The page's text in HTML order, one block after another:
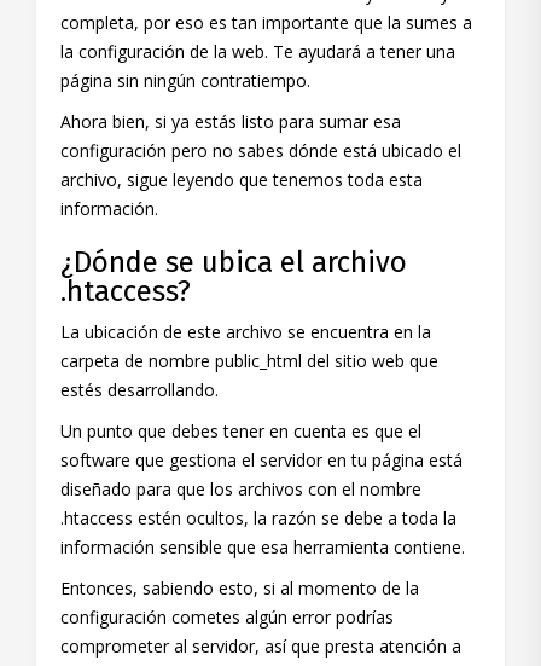
completa, por eso es tan importante que la sumes a
la configuración de la web. Te ayudará a tener una
página sin ningún contratiempo.
Ahora bien, si ya estás listo para sumar esa
configuración pero no sabes dónde está ubicado el
archivo, sigue leyendo que tenemos toda esta
información.
¿Dónde se ubica el archivo
.htaccess?
La ubicación de este archivo se encuentra en la
carpeta de nombre public_html del sitio web que
estés desarrollando.
Un punto que debes tener en cuenta es que el
software que gestiona el servidor en tu página está
diseñado para que los archivos con el nombre
.htaccess estén ocultos, la razón se debe a toda la
información sensible que esa herramienta contiene.
Entonces, sabiendo esto, si al momento de la
configuración cometes algún error podrías
comprometer al servidor, así que presta atención a